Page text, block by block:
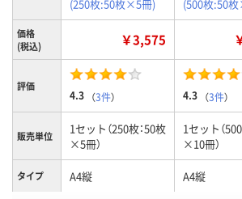
(250枚:50枚×5冊) (500枚:50
価格
(税込)
￥3,575
評価
4.3 （3件） 4.3 （3件）
販売単位
1セット（250枚：50枚
×5冊）
1セット（
×10冊）
タイプ A4縦 A4縦